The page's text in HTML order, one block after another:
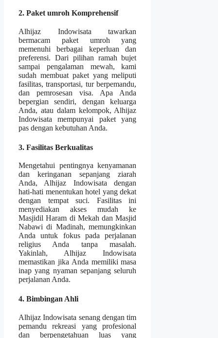
2. Paket umroh Komprehensif
Alhijaz Indowisata tawarkan
bermacam paket umroh yang
memenuhi berbagai keperluan dan
preferensi. Dari pilihan ramah bujet
sampai pengalaman mewah, kami
sudah membuat paket yang meliputi
fasilitas, transportasi, tur berpemandu,
dan pemrosesan visa. Apa Anda
bepergian sendiri, dengan keluarga
Anda, atau dalam kelompok, Alhijaz
Indowisata mempunyai paket yang
pas dengan kebutuhan Anda.
3. Fasilitas Berkualitas
Mengetahui pentingnya kenyamanan
dan keringanan sepanjang ziarah
Anda, Alhijaz Indowisata dengan
hati-hati menentukan hotel yang dekat
dengan tempat suci. Fasilitas ini
menyediakan akses mudah ke
Masjidil Haram di Mekah dan Masjid
Nabawi di Madinah, memungkinkan
Anda untuk fokus pada perjalanan
religius Anda tanpa masalah.
Yakinlah, Alhijaz Indowisata
memastikan jika Anda memiliki masa
inap yang nyaman sepanjang seluruh
perjalanan Anda.
4. Bimbingan Ahli
Alhijaz Indowisata senang dengan tim
pemandu rekreasi yang profesional
dan berpengetahuan luas yang